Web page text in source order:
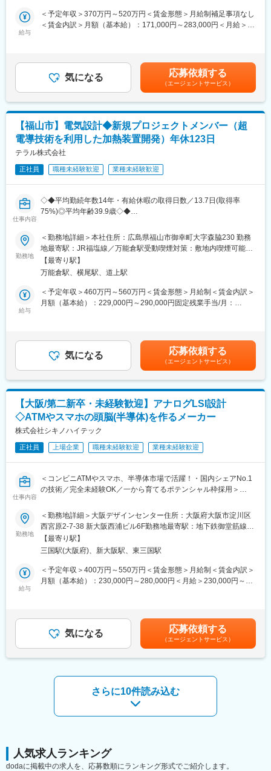
なりたいエンジニアに近づける環境です。
■職務詳細：
・電気回路図の作成
└最初は補助から、ゆくゆくは仕様検討～レイアウト設計、評価
・客先への技術的フォロー・打ち合わせや生産工場への技術的フ
ォロー・打ち合わせ（営業同行、月１～2回）
・製品性能測定・評価、製品に関する実験・試験
■入社後のイメージ：
約1ヶ月の時間をかけて技術研修を行い、当社製品ファンモータの
基本構造や取り扱い方、CADなど設計支援設備・計測機器・工作
に実際に業務を行いながら業務の習得をしていただきます。
配属後でもスキルを伸ばしていただけるよう外部セミナー活用な
■当社の魅力・特徴：
壌を作り上げております。新しい仲間の成長を皆で支援し、個々
が気持ちよく業務に従事できる環境で働いてみませんか？
■1日の流れ(ある日の若手技術員の1日）
出張などの事前報告を各部門ごとに行います。
それを終えると今度は試作品製作に取り掛かります。業者に依頼
昼食をはさんで午後には確認できた特性評価内容をまとめます。
評価内容をその日のうちに報告書として上司に展開できると
Good!!
ひと段落したところで、新製品に必要な部品を図面に起こしたり
構想を練ったものをCADを使用して具現化していきます。試作品
を自身で構想し描いて、モノを作り、評価を繰り返していくこと
で製品の性能向上が図れますので、どんどんトライしたいですね!
変更の範囲：会社の定める業務
給与
＜予定年収＞370万円～520万円＜賃金形態＞月給制補足事項なし
＜賃金内訳＞月額（基本給）：171,000円～283,000円＜月給＞
であり、選考を通じて上下する可能性があります。月給(月額)は固
定手当を含めた表記です。
気になる 応募依頼する
（エージェントサービス）
【福山市】電気設計◆新規プロジェクトメンバー（超
電導技術を利用した加熱装置開発）年休123日
テラル株式会社
正社員 職種未経験歓迎 業種未経験歓迎
仕事内容
◇◆平均勤続年数14年・有給休暇の取得日数／13.7日(取得率
75%)◎平均年齢39.9歳◇◆
■業務内容：
超電導技術を利用した非鉄金属（主にアルミニウム）の加熱装置
の開発において、以下の業務を行って頂きます。
※ご経験、スキルに合わせてお任せする業務は決定致します。
▼業務詳細
・要件定義と設計仕様書作成
・モデリング
・詳細設計
・施策テスト
＜配属先の編成＞
■本プロジェクトの特徴：
新規事業として、超電導技術を利用した非鉄金属（主にアルミニ
ウム）の加熱装置開発に取り組んでおります。この装置は、金属
熱装置や燃焼加熱装置に比べ、エネルギー消費効率が高く、金属
加熱分野の省エネルギー化、省CO2化を推進することができま
■超電導技術について：
用されていますが、一般産業利用はまだ進んでおらず、本装置開
発はその先駆けとなるものです。
■募集背景
気のための送風機の製造や販売を手掛けてきたテラル。「水と空
気と環境」というテーマのもと、事業に取り組み続け、積み上げ
※適性検査を３日以内に受験していただきます。ご希望あれば延長
も可能です。
勤務地
＜勤務地詳細＞本社住所：広島県福山市御幸町大字森脇230 勤務
地最寄駅：JR福塩線／万能倉駅受動喫煙対策：敷地内喫煙可能場
所あり変更の範囲：会社の定める事業所
【最寄り駅】
万能倉駅、横尾駅、道上駅
給与
＜予定年収＞460万円～560万円＜賃金形態＞月給制＜賃金内訳＞
月額（基本給）：229,000円～290,000円固定残業手当/月：
験・能力を考慮して決定■昇給：年1回（6月）■賞与：年2回（7・
12月）※過去実績4.4か月分■年収例：470万円 ／ 33歳 ／月給30万
月給34万円＋賞与賃金はあくまでも目安の金額であり、選考を通
じて上下する可能性があります。月給(月額)は固定手当を含めた表
記です。
気になる 応募依頼する
（エージェントサービス）
【大阪/第二新卒・未経験歓迎】アナログLSI設計
◇ATMやスマホの頭脳(半導体)を作るメーカー
株式会社シキノハイテック
正社員 上場企業 職種未経験歓迎 業種未経験歓迎
仕事内容
＜コンビニATMやスマホ、半導体市場で活躍！・国内シェアNo.1
の技術／完全未経験OK／一から育てるポテンシャル枠採用＞
コンビニATM用途で国内屈指のカメラモジュールと、スマホ市場
で世界トップクラスのシェアを誇るJPEG-IPコアを持つ優良メー
カーにおいて、アナログLSI設計（回路･レイアウト設計）業務を
行っていただきます。
■業務の魅力
仕様打合せ・検～開発・評価、納入までを一貫して受託設計、開
発を行っており、顧客と連携を取り要望に沿った設計を実行でき
■具体的な業務：
・回路設計
・レイアウト設計
績もございます。
3~4カ月程、社内研修として社内イントラにある回路設計やレイ
アウト設計の練習問題に取り組んで頂きます。その後、OJTにて
ることができます！
その後、スキルに合わせてプロジェクトをお任せいたします。
勤務地
＜勤務地詳細＞大阪デザインセンター住所：大阪府大阪市淀川区
西宮原2-7-38 新大阪西浦ビル6F勤務地最寄駅：地下鉄御堂筋線／
新大阪駅受動喫煙対策：屋内全面禁煙変更の範囲：会社の定める
事業所
【最寄り駅】
三国駅(大阪府)、新大阪駅、東三国駅
給与
＜予定年収＞400万円～550万円＜賃金形態＞月給制＜賃金内訳＞
月額（基本給）：230,000円～280,000円＜月給＞230,000円～
上下する可能性があります。月給(月額)は固定手当を含めた表記で
す。
気になる 応募依頼する
（エージェントサービス）
さらに10件読み込む
人気求人ランキング
dodaに掲載中の求人を、応募数順にランキング形式でご紹介します。